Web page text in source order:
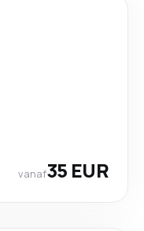
vanaf35 EUR